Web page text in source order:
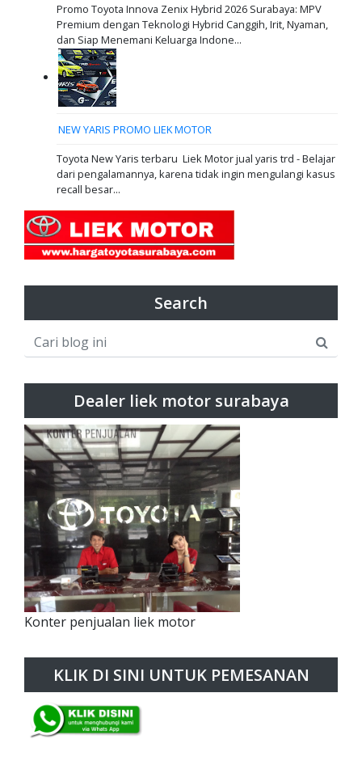
Promo Toyota Innova Zenix Hybrid 2026 Surabaya: MPV
Premium dengan Teknologi Hybrid Canggih, Irit, Nyaman,
dan Siap Menemani Keluarga Indone...
NEW YARIS PROMO LIEK MOTOR
Toyota New Yaris terbaru Liek Motor jual yaris trd - Belajar
dari pengalamannya, karena tidak ingin mengulangi kasus
recall besar...
Search
Dealer liek motor surabaya
Konter penjualan liek motor
KLIK DI SINI UNTUK PEMESANAN